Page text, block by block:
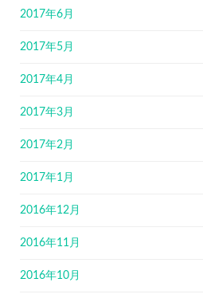
2017年6月
2017年5月
2017年4月
2017年3月
2017年2月
2017年1月
2016年12月
2016年11月
2016年10月